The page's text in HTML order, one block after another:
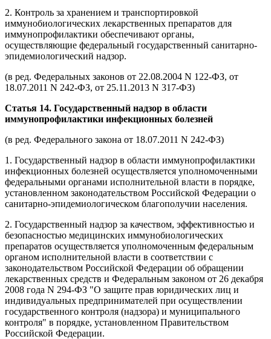
2. Контроль за хранением и транспортировкой
иммунобиологических лекарственных препаратов для
иммунопрофилактики обеспечивают органы,
осуществляющие федеральный государственный санитарно-
эпидемиологический надзор.
(в ред. Федеральных законов от 22.08.2004 N 122-ФЗ, от
18.07.2011 N 242-ФЗ, от 25.11.2013 N 317-ФЗ)
Статья 14. Государственный надзор в области
иммунопрофилактики инфекционных болезней
(в ред. Федерального закона от 18.07.2011 N 242-ФЗ)
1. Государственный надзор в области иммунопрофилактики
инфекционных болезней осуществляется уполномоченными
федеральными органами исполнительной власти в порядке,
установленном законодательством Российской Федерации о
санитарно-эпидемиологическом благополучии населения.
2. Государственный надзор за качеством, эффективностью и
безопасностью медицинских иммунобиологических
препаратов осуществляется уполномоченным федеральным
органом исполнительной власти в соответствии с
законодательством Российской Федерации об обращении
лекарственных средств и Федеральным законом от 26 декабря
2008 года N 294-ФЗ "О защите прав юридических лиц и
индивидуальных предпринимателей при осуществлении
государственного контроля (надзора) и муниципального
контроля" в порядке, установленном Правительством
Российской Федерации.